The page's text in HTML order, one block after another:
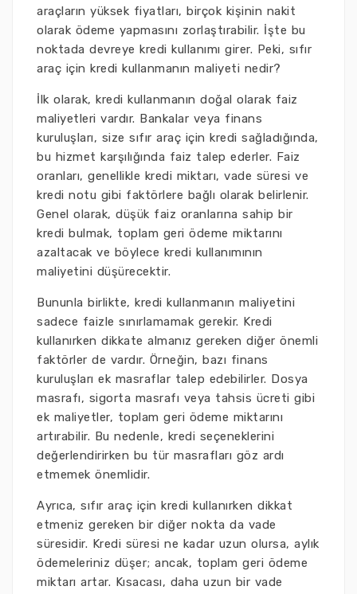
araçların yüksek fiyatları, birçok kişinin nakit
olarak ödeme yapmasını zorlaştırabilir. İşte bu
noktada devreye kredi kullanımı girer. Peki, sıfır
araç için kredi kullanmanın maliyeti nedir?
İlk olarak, kredi kullanmanın doğal olarak faiz
maliyetleri vardır. Bankalar veya finans
kuruluşları, size sıfır araç için kredi sağladığında,
bu hizmet karşılığında faiz talep ederler. Faiz
oranları, genellikle kredi miktarı, vade süresi ve
kredi notu gibi faktörlere bağlı olarak belirlenir.
Genel olarak, düşük faiz oranlarına sahip bir
kredi bulmak, toplam geri ödeme miktarını
azaltacak ve böylece kredi kullanımının
maliyetini düşürecektir.
Bununla birlikte, kredi kullanmanın maliyetini
sadece faizle sınırlamamak gerekir. Kredi
kullanırken dikkate almanız gereken diğer önemli
faktörler de vardır. Örneğin, bazı finans
kuruluşları ek masraflar talep edebilirler. Dosya
masrafı, sigorta masrafı veya tahsis ücreti gibi
ek maliyetler, toplam geri ödeme miktarını
artırabilir. Bu nedenle, kredi seçeneklerini
değerlendirirken bu tür masrafları göz ardı
etmemek önemlidir.
Ayrıca, sıfır araç için kredi kullanırken dikkat
etmeniz gereken bir diğer nokta da vade
süresidir. Kredi süresi ne kadar uzun olursa, aylık
ödemeleriniz düşer; ancak, toplam geri ödeme
miktarı artar. Kısacası, daha uzun bir vade